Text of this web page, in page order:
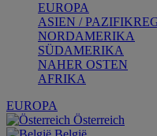
EUROPA
ASIEN /
NORDAMERIKA
SÜDAMERIKA
NAHER OSTEN
AFRIKA
EUROPA
Österreich